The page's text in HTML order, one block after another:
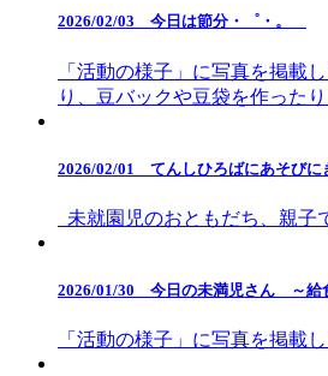
2026/02/03 今日は節分・゜・。
「活動の様子」に写真を掲載
り、豆バックや豆袋を作った
2026/02/01 てんしひろばにあそび
未就園児のおともだち、親
2026/01/30 今日の未満児さん ～給
「活動の様子」に写真を掲